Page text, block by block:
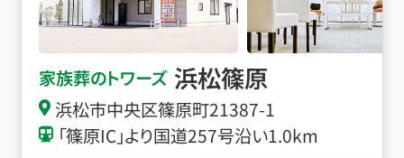
家族葬のトワーズ 浜松篠原
浜松市中央区篠原町21387-1
「篠原IC」より国道257号沿い1.0km